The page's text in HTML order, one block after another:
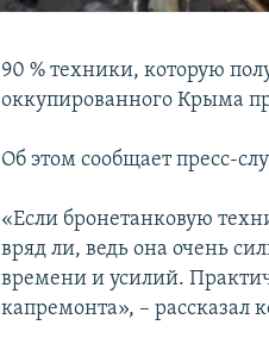
90 % техники, которую
оккупированного Крыма
Об этом сообщает пресс-
«Если бронетанковую
вряд ли, ведь она очень
времени и усилий.
капремонта», – рассказал